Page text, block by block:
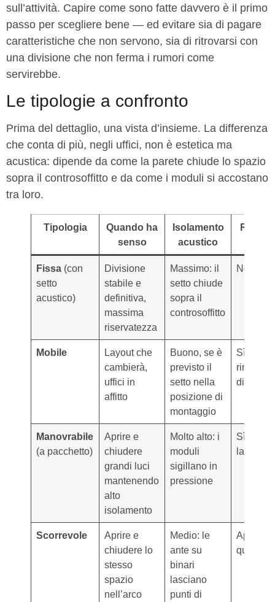
sull’attività. Capire come sono fatte davvero è il primo
passo per scegliere bene — ed evitare sia di pagare
caratteristiche che non servono, sia di ritrovarsi con
una divisione che non ferma i rumori come
servirebbe.
Le tipologie a confronto
Prima del dettaglio, una vista d’insieme. La differenza
che conta di più, negli uffici, non è estetica ma
acustica: dipende da come la parete chiude lo spazio
sopra il controsoffitto e da come i moduli si accostano
tra loro.
Tipologia
Quando ha
senso
Isolamento
acustico
Fissa (con
setto
acustico)
Divisione
stabile e
definitiva,
massima
riservatezza
Massimo: il
setto chiude
sopra il
controsoffitto
No
Mobile
Layout che
cambierà,
uffici in
affitto
Buono, se è
previsto il
setto nella
posizione di
montaggio
Sì:
Manovrabile
(a pacchetto)
Aprire e
chiudere
grandi luci
mantenendo
alto
isolamento
Molto alto: i
moduli
sigillano in
pressione
Sì: si
Scorrevole
Aprire e
chiudere lo
stesso
spazio
nell’arco
Medio: le
ante su
binari
lasciano
punti di